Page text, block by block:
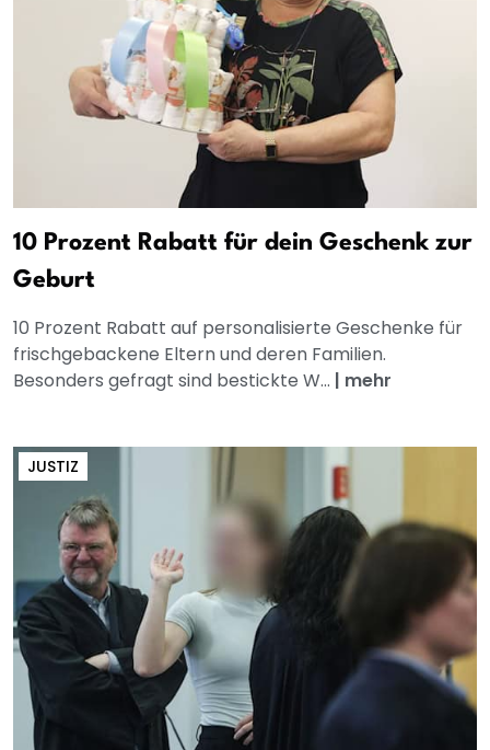
10 Prozent Rabatt für dein Geschenk zur
Geburt
10 Prozent Rabatt auf personalisierte Geschenke für
frischgebackene Eltern und deren Familien.
Besonders gefragt sind bestickte W... | mehr
JUSTIZ